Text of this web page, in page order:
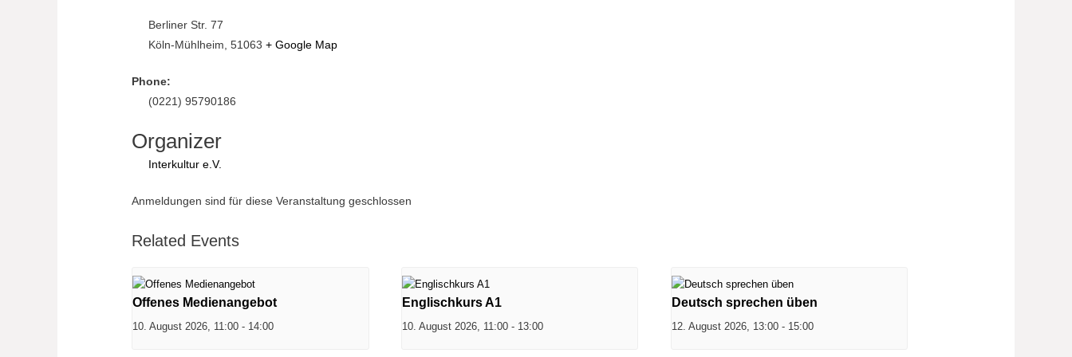
Berliner Str. 77
Köln-Mühlheim 51063 + Google Map
Phone:
(0221) 95790186
Organizer
Interkultur e.V.
Anmeldungen sind für diese Veranstaltung geschlossen
Related Events
Offenes Medienangebot
10. August 2026, 11:00 - 14:00
Englischkurs A1
10. August 2026, 11:00 - 13:00
Deutsch sprechen üben
12. August 2026, 13:00- 15:00